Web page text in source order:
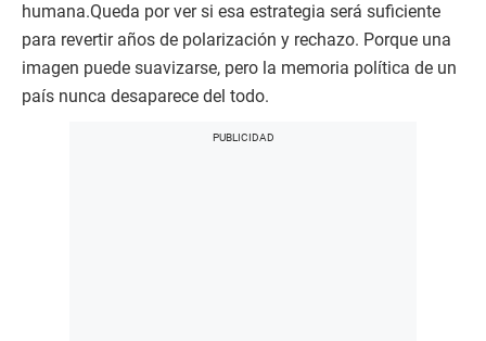
humana.Queda por ver si esa estrategia será suficiente
para revertir años de polarización y rechazo. Porque una
imagen puede suavizarse, pero la memoria política de un
país nunca desaparece del todo.